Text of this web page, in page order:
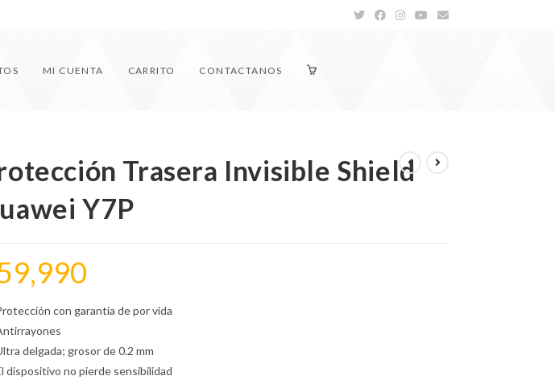
MI CUENTA CARRITO CONTACTANOS
Trasera Invisible Shield
Y7P
con garantía de por vida
delgada; grosor de 0.2 mm
dispositivo no pierde sensibilidad